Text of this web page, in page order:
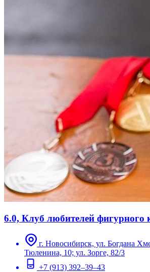
6.0, Клуб любителей фигурного
г. Новосибирск, ул. Богдана
Тюленина, 10; ул. Зорге, 82/3
+7 (913) 392–39–43